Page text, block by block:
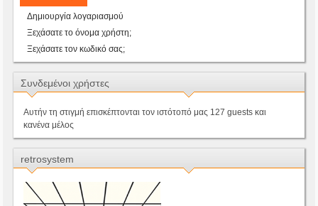
Δημιουργία λογαριασμού
Ξεχάσατε το όνομα χρήστη;
Ξεχάσατε τον κωδικό σας;
Συνδεμένοι χρήστες
Αυτήν τη στιγμή επισκέπτονται τον ιστότοπό μας 127 guests και
κανένα μέλος
retrosystem